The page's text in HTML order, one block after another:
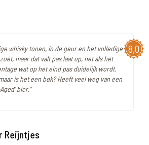
8,0
whisky tonen, in de geur en het volledige
maar dat valt pas laat op, net als het
wat op het eind pas duidelijk wordt.
is het een bok? Heeft veel weg van een
bier."
Reijntjes